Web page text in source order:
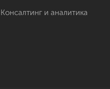
Консалтинг и аналитика